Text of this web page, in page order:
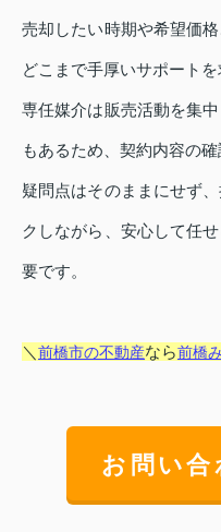
売却したい時期や希望価
どこまで手厚いサポート
専任媒介は販売活動を集
もあるため、契約内容の確
疑問点はそのままにせず
クしながら、安心して任
要です。
＼ 前橋市の不動産なら前橋
お問い合